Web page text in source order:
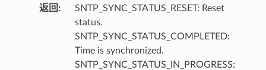
返回
SNTP_SYNC_STATUS_RESET: Reset
status.
SNTP_SYNC_STATUS_COMPLETED:
Time is synchronized.
SNTP_SYNC_STATUS_IN_PROGRESS: